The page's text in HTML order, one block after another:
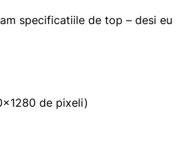
specificatiile de top – desi eu
de pixeli)